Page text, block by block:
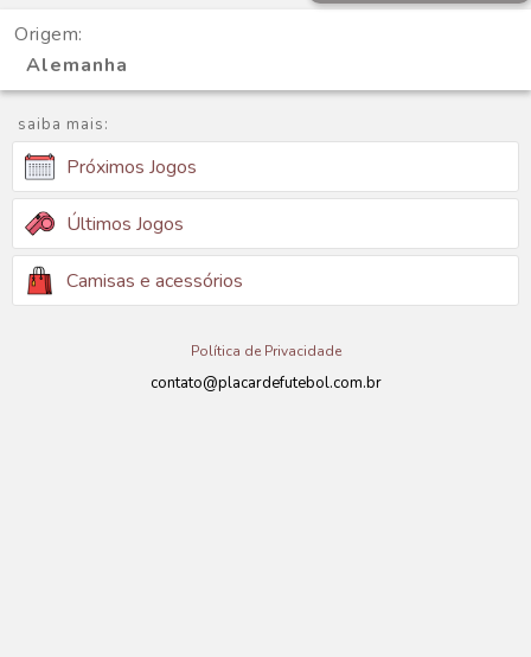
Origem:
Alemanha
saiba mais:
Próximos Jogos
Últimos Jogos
Camisas e acessórios
Política de Privacidade
contato@placardefutebol.com.br